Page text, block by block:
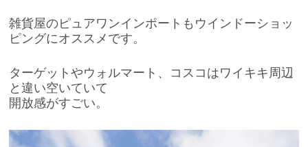
雑貨屋のピュアワンインポートもウインドーショッ
ピングにオススメです。
ターゲットやウォルマート、コスコはワイキキ周辺
と違い空いていて
開放感がすごい。